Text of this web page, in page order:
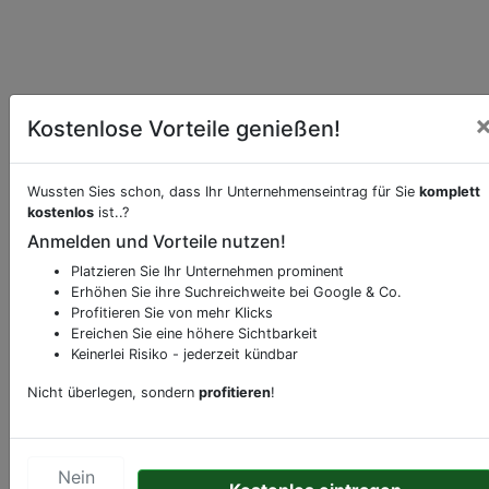
Möchten Sie eine Onlinebestellung vornehmen,
klicken Sie den folgenden Link.
Beschreibung & Services von Restaurant
oder andere relevante Informationen hinzufügen?
Sonderangebote odere besondere Services, die
Kostenlose Vorteile genießen!
Wussten Sies schon, dass Ihr Unternehmenseintrag für Sie komplett
kostenlos ist..?
Anmelden und Vorteile nutzen!
Platzieren Sie Ihr Unternehmen prominent
Erhöhen Sie ihre Suchreichweite bei Google & Co.
Profitieren Sie von mehr Klicks
Ereichen Sie eine höhere Sichtbarkeit
Keinerlei Risiko - jederzeit kündbar
Nicht überlegen, sondern profitieren!
Nein